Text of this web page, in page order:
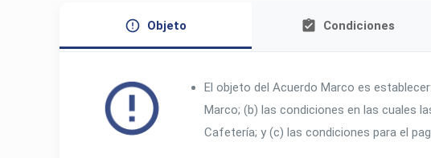
Objeto Condiciones
El objeto del Acuerdo Marco es
Marco; (b) las condiciones en las cuales
Cafetería; y (c) las condiciones para el